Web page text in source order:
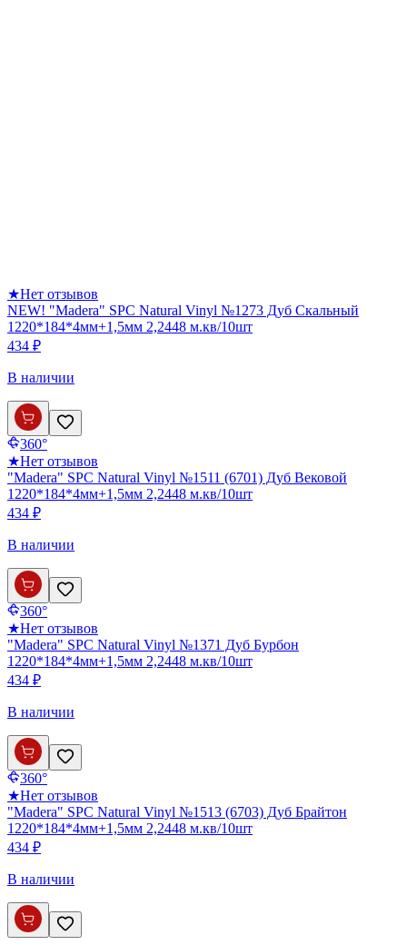
★Нет отзывов
NEW! "Madera" SPC Natural Vinyl №1273 Дуб Скальный
1220*184*4мм+1,5мм 2,2448 м.кв/10шт
434 ₽
В наличии
360°
★Нет отзывов
"Madera" SPC Natural Vinyl №1511 (6701) Дуб Вековой
1220*184*4мм+1,5мм 2,2448 м.кв/10шт
434 ₽
В наличии
360°
★Нет отзывов
"Madera" SPC Natural Vinyl №1371 Дуб Бурбон
1220*184*4мм+1,5мм 2,2448 м.кв/10шт
434 ₽
В наличии
360°
★Нет отзывов
"Madera" SPC Natural Vinyl №1513 (6703) Дуб Брайтон
1220*184*4мм+1,5мм 2,2448 м.кв/10шт
434 ₽
В наличии